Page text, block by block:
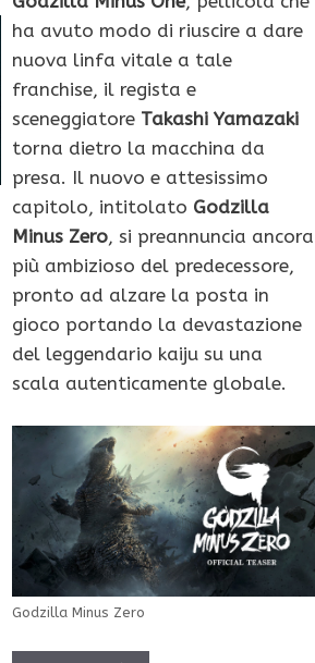
ha avuto modo di riuscire a dare
nuova linfa vitale a tale
franchise, il regista e
sceneggiatore Takashi Yamazaki
torna dietro la macchina da
presa. Il nuovo e attesissimo
capitolo, intitolato Godzilla
Minus Zero, si preannuncia ancora
più ambizioso del predecessore,
pronto ad alzare la posta in
gioco portando la devastazione
del leggendario kaiju su una
scala autenticamente globale.
Godzilla Minus Zero